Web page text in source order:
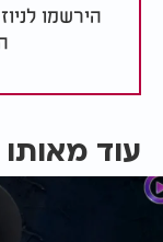
הירשמו
עוד